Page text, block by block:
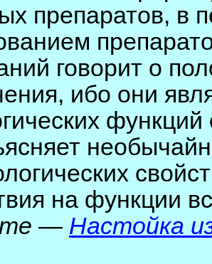
препаратов, в
говорит о
ибо они
на функции
— Настойка